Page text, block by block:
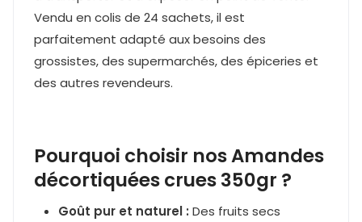
Vendu en colis de 24 sachets, il est
parfaitement adapté aux besoins des
grossistes, des supermarchés, des épiceries et
des autres revendeurs.
Pourquoi choisir nos Amandes
décortiquées crues 350gr ?
Goût pur et naturel : Des fruits secs